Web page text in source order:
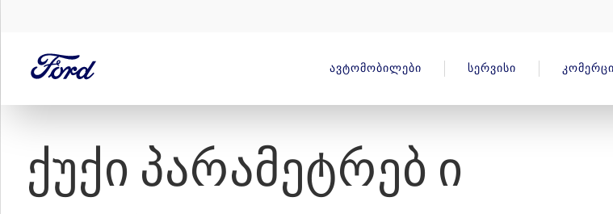
ᲐᲕᲢᲝᲛᲝᲑᲘᲚᲔᲑᲘ ᲡᲔᲠᲕᲘᲡᲘ
ᲥᲣᲥᲘ ᲞᲐᲠᲐᲛᲔᲢᲠᲔᲑ Ი